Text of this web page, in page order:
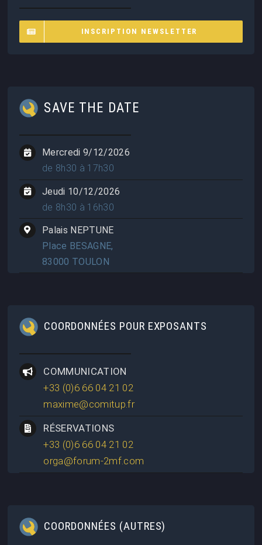
INSCRIPTION NEWSLETTER
SAVE THE DATE
Mercredi 9/12/2026
de 8h30 à 17h30
Jeudi 10/12/2026
de 8h30 à 16h30
Palais NEPTUNE
Place BESAGNE,
83000 TOULON
COORDONNÉES POUR EXPOSANTS
COMMUNICATION
+33 (0)6 66 04 21 02
maxime@comitup.fr
RÉSERVATIONS
+33 (0)6 66 04 21 02
orga@forum-2mf.com
COORDONNÉES (AUTRES)